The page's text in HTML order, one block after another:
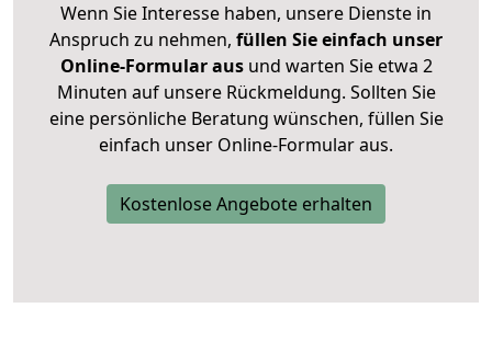
Wenn Sie Interesse haben, unsere Dienste in
Anspruch zu nehmen, füllen Sie einfach unser
Online-Formular ausund warten Sie etwa 2
Minuten auf unsere Rückmeldung. Sollten Sie
eine persönliche Beratung wünschen, füllen Sie
einfach unser Online-Formular aus.
Kostenlose Angebote erhalten